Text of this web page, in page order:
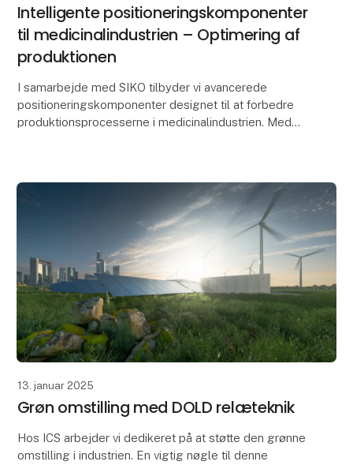
Intelligente positioneringskomponenter
til medicinalindustrien – Optimering af
produktionen
I samarbejde med SIKO tilbyder vi avancerede
positioneringskomponenter designet til at forbedre
produktionsprocesserne i medicinalindustrien. Med
13. januar 2025
Grøn omstilling med DOLD relæteknik
Hos ICS arbejder vi dedikeret på at støtte den grønne
omstilling i industrien. En vigtig nøgle til denne